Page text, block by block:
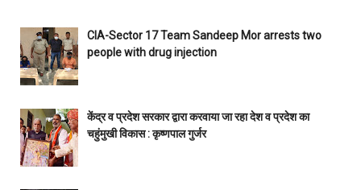
CIA-Sector 17 Team Sandeep Mor arrests two
people with drug injection
केंद्र व प्रदेश सरकार द्वारा करवाया जा रहा देश व प्रदेश का
चहुंमुखी विकास : कृष्णपाल गुर्जर